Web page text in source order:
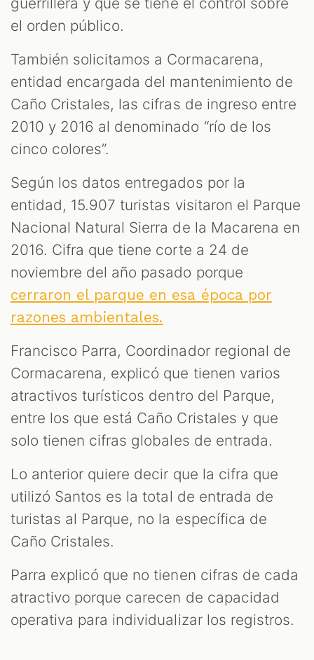
el orden público.
También solicitamos a Cormacarena,
entidad encargada del mantenimiento de
Caño Cristales, las cifras de ingreso entre
2010 y 2016 al denominado “río de los
cinco colores”.
Según los datos entregados por la
entidad, 15.907 turistas visitaron el Parque
Nacional Natural Sierra de la Macarena en
2016. Cifra que tiene corte a 24 de
noviembre del año pasado porque
cerraron el parque en esa época por
razones ambientales.
Francisco Parra, Coordinador regional de
Cormacarena, explicó que tienen varios
atractivos turísticos dentro del Parque,
entre los que está Caño Cristales y que
solo tienen cifras globales de entrada.
Lo anterior quiere decir que la cifra que
utilizó Santos es la total de entrada de
turistas al Parque, no la específica de
Caño Cristales.
Parra explicó que no tienen cifras de cada
atractivo porque carecen de capacidad
operativa para individualizar los registros.